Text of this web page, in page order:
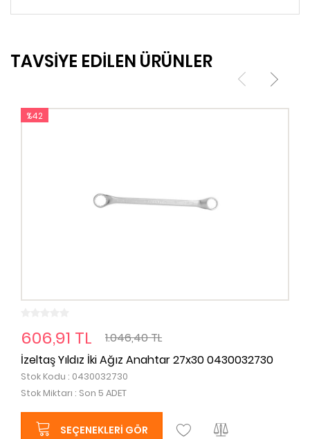
TAVSİYE EDİLEN ÜRÜNLER
%42
606,91 TL
1.046,40 TL
İzeltaş Yıldız İki Ağız Anahtar 27x30 0430032730
Stok Kodu : 0430032730
Stok Miktarı : Son 5 ADET
SEÇENEKLERI GÖR